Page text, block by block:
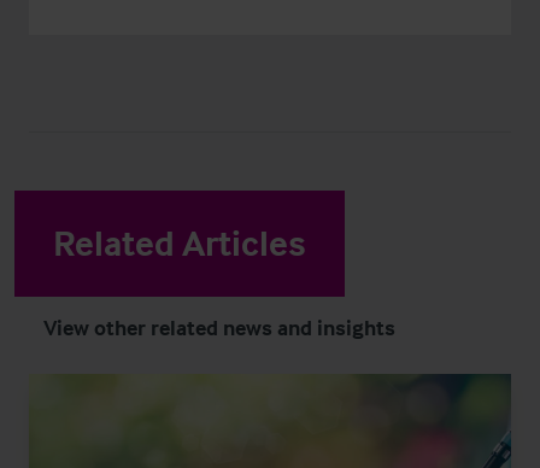
Related Articles
View other related news and insights